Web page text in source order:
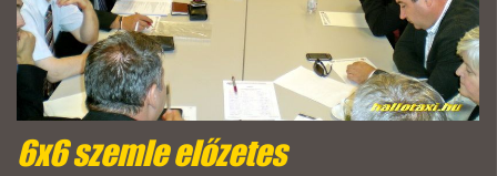
6x6 szemle előzetes